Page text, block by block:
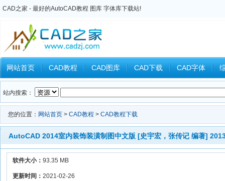
CAD之家 - 最好的AutoCAD教程 图库 字体库下载站!
网站首页 CAD教程 CAD图库 CAD下载 CAD字体
Inventor教程 Ansys教程 CAXA教程 中望CAD Catia教
站内搜索：
您的位置： 网站首页 > CAD教程 > CAD教程下载
AutoCAD 2014室内装饰装潢制图中文版 [史宇宏，张传记 编著]
软件大小： 93.35 MB
更新时间： 2021-02-26